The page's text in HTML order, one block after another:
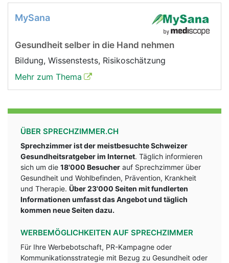
MySana
Gesundheit selber in die Hand nehmen
Bildung, Wissenstests, Risikoschätzung
Mehr zum Thema
ÜBER SPRECHZIMMER.CH
Sprechzimmer ist der meistbesuchte Schweizer
Gesundheitsratgeber im Internet. Täglich informieren
sich um die 18'000 Besucher auf Sprechzimmer über
Gesundheit und Wohlbefinden, Prävention, Krankheit
und Therapie. Über 23'000 Seiten mit fundlerten
Informationen umfasst das Angebot und täglich
kommen neue Seiten dazu.
WERBEMÖGLICHKEITEN AUF SPRECHZIMMER
Für Ihre Werbebotschaft, PR-Kampagne oder
Kommunikationsstrategie mit Bezug zu Gesundheit oder